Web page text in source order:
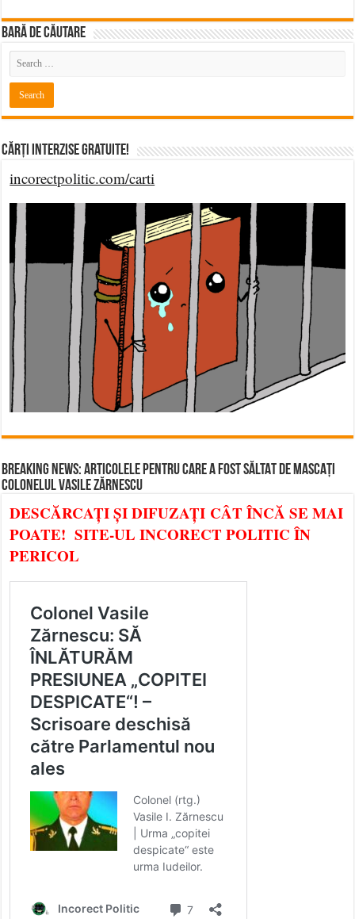
BARĂ DE CĂUTARE
Cărți Interzise Gratuite!
incorectpolitic.com/carti
BREAKING NEWS: ARTICOLELE PENTRU CARE A FOST SĂLTAT DE MASCAȚI
COLONELUL VASILE ZĂRNESCU
DESCĂRCAȚI ȘI DIFUZAȚI CÂT ÎNCĂ SE MAI
POATE! SITE-UL INCORECT POLITIC ÎN
PERICOL